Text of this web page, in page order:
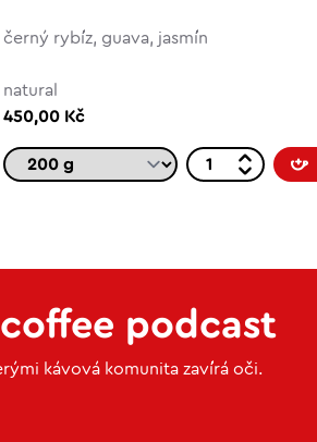
černý rybíz, guava, jasmín
natural
450,00 Kč
podcast
kávová komunita zavírá oči.